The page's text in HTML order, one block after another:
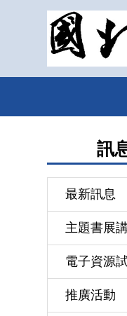
訊
最新訊息
主題書展
電子資源
推廣活動